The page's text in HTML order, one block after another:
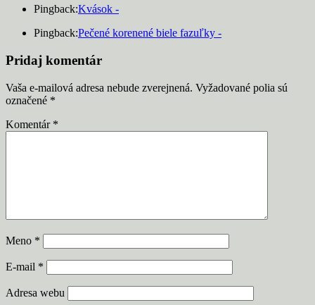
Pingback:Kvások -
Pingback:Pečené korenené biele fazuľky -
Pridaj komentár
Vaša e-mailová adresa nebude zverejnená. Vyžadované polia sú
označené *
Komentár *
Meno *
E-mail *
Adresa webu